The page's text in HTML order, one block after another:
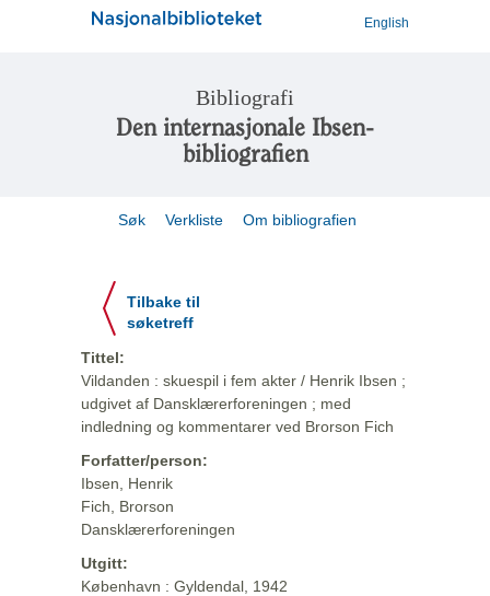
English
Bibliografi
Den internasjonale Ibsen-
bibliografien
Søk Verkliste Om bibliografien
Tilbake til
søketreff
Tittel:
Vildanden : skuespil i fem akter / Henrik Ibsen ;
udgivet af Dansklærerforeningen ; med
indledning og kommentarer ved Brorson Fich
Forfatter/person:
Ibsen, Henrik
Fich, Brorson
Dansklærerforeningen
Utgitt:
København : Gyldendal, 1942